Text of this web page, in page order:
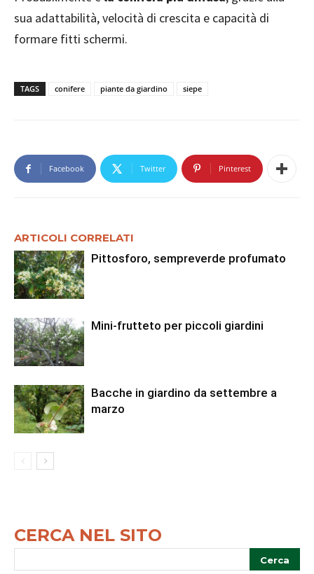
sua adattabilità, velocità di crescita e capacità di
formare fitti schermi.
TAGS conifere piante da giardino siepe
Facebook Twitter Pinterest
ARTICOLI CORRELATI
Pittosforo, sempreverde profumato
Mini-frutteto per piccoli giardini
Bacche in giardino da settembre a
marzo
CERCA NEL SITO